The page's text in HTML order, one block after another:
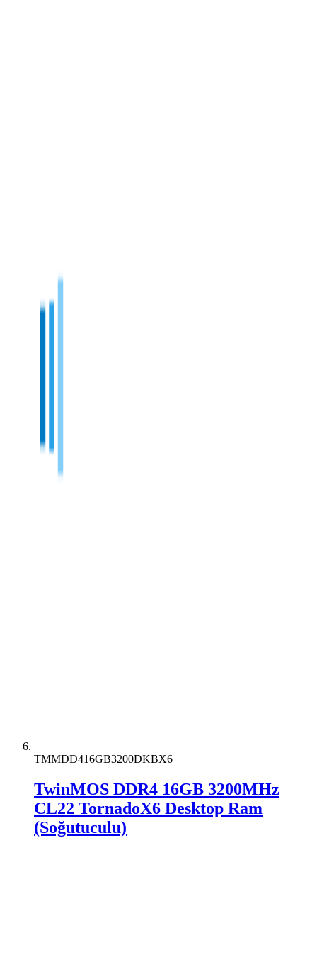
TMMDD416GB3200DKBX6
TwinMOS DDR4 16GB 3200MHz
CL22 TornadoX6 Desktop Ram
(Soğutuculu)